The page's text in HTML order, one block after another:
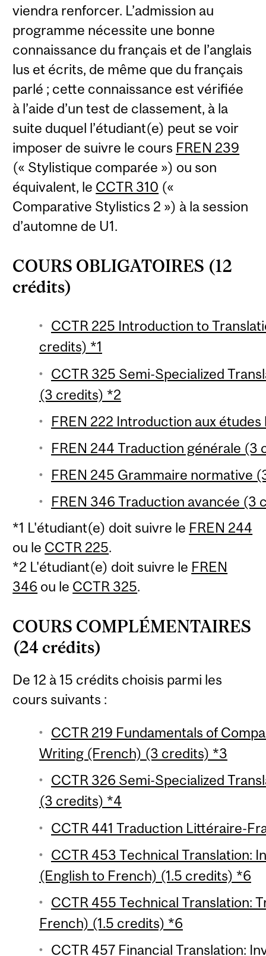
viendra renforcer. L’admission au
programme nécessite une bonne
connaissance du français et de l’anglais
lus et écrits, de même que du français
parlé ; cette connaissance est vérifiée
à l’aide d’un test de classement, à la
suite duquel l’étudiant(e) peut se voir
imposer de suivre le cours FREN 239
(« Stylistique comparée ») ou son
équivalent, le CCTR 310 («
Comparative Stylistics 2 ») à la session
d’automne de U1.
COURS OBLIGATOIRES (12
crédits)
CCTR 225 Introduction to
credits) *1
CCTR 325 Semi-Specialized
(3 credits) *2
FREN 222 Introduction aux
FREN 244 Traduction générale (3
FREN 245 Grammaire normative
FREN 346 Traduction avancée (3
*1 L'étudiant(e) doit suivre le FREN 244
ou le CCTR 225.
*2 L'étudiant(e) doit suivre le FREN
346 ou le CCTR 325.
COURS COMPLÉMENTAIRES
(24 crédits)
De 12 à 15 crédits choisis parmi les
cours suivants :
CCTR 219 Fundamentals of
Writing (French) (3 credits) *3
CCTR 326 Semi-Specialized
(3 credits) *4
CCTR 441 Traduction Littéraire-
CCTR 453 Technical Translation:
(English to French) (1.5 credits) *6
CCTR 455 Technical Translation:
French) (1.5 credits) *6
CCTR 457 Financial Translation: